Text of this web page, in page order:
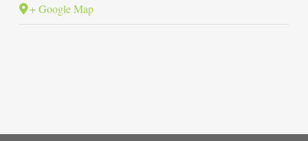
+ Google Map